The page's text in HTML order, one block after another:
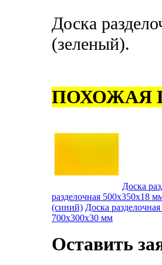
Доска
(зеленый).
ПОХОЖАЯ
Доска
разделочная 500х350х18
(синий) Доска
700x300x30 мм
Оставить